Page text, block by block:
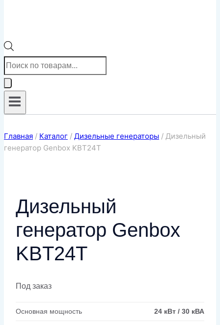
Поиск
товаров
Главная / Каталог / Дизельные генераторы / Дизельный
генератор Genbox KBT24T
Дизельный
генератор Genbox
KBT24T
Под заказ
Основная мощность 24 кВт / 30 кВА